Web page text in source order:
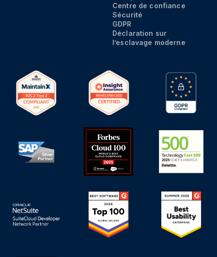
Centre de confiance
Sécurité
GDPR
Déclaration sur
l’esclavage moderne